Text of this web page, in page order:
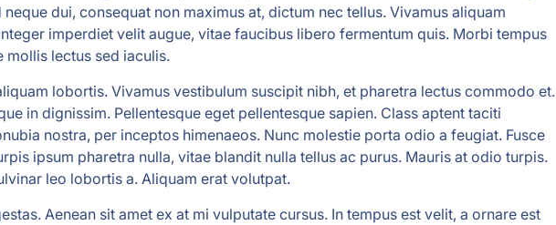
dui, consequat non maximus at, dictum nec tellus. Vivamus aliquam
imperdiet velit augue, vitae faucibus libero fermentum quis. Morbi tempus
mollis lectus sed iaculis.
lobortis. Vivamus vestibulum suscipit nibh, et pharetra lectus commodo et.
in dignissim. Pellentesque eget pellentesque sapien. Class aptent taciti
nostra, per inceptos himenaeos. Nunc molestie porta odio a feugiat. Fusce
ipsum pharetra nulla, vitae blandit nulla tellus ac purus. Mauris at odio turpis.
leo lobortis a. Aliquam erat volutpat.
Aenean sit amet ex at mi vulputate cursus. In tempus est velit, a ornare est